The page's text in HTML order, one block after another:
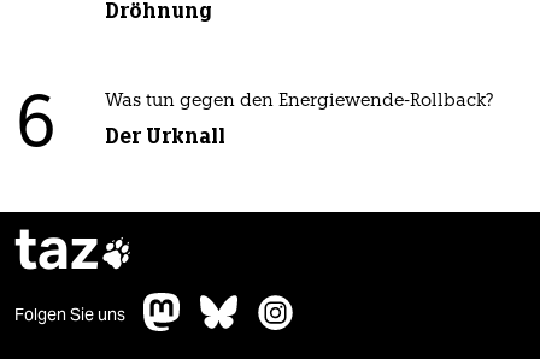
Dröhnung
6 Was tun gegen den Energiewende-Rollback?
Der Urknall
taz
Folgen Sie uns